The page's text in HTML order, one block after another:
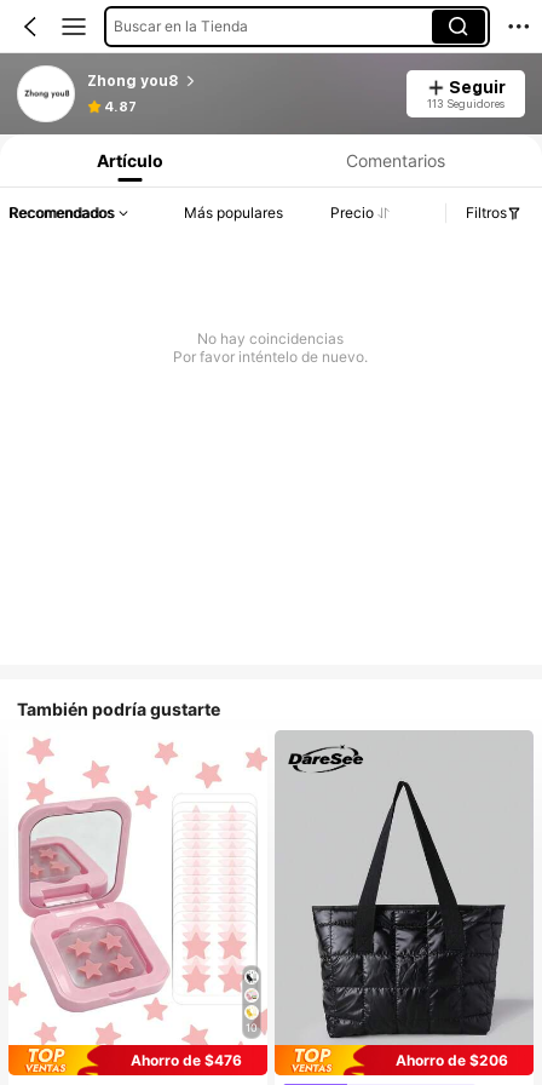
Buscar en la Tienda
Zhong you8
4.87
Seguir
113 Seguidores
Artículo Comentarios
Recomendados Más populares Precio Filtros
No hay coincidencias
Por favor inténtelo de nuevo.
También podría gustarte
10
Ahorro de $476
Ahorro de $206
#1 Más vendidos
en Multicompartimento Bolsos De Mano Para Mujer